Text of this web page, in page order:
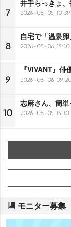
7
井手らっきょ
2026-08-05 10:39
8
自宅で「温泉
2026-08-06 15:10
9
『VIVANT』
2026-08-06
10
志麻さん、簡
2026-08-05 15:10
モニター募集